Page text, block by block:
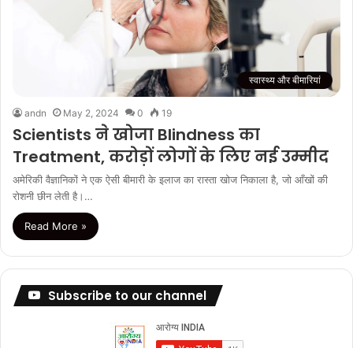
स्वास्थ्य और बीमारियां
andn May 2, 2024 0 19
Scientists ने खोजा Blindness का
Treatment, करोड़ों लोगों के लिए नई उम्मीद
अमेरिकी वैज्ञानिकों ने एक ऐसी बीमारी के इलाज का रास्ता खोज निकाला है, जो आँखों की
रोशनी छीन लेती है।…
Read More »
Subscribe to our channel